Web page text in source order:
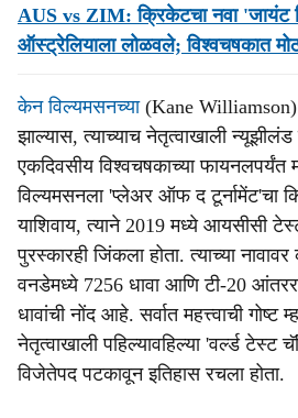
AUS vs ZIM: क्रिकेटचा नवा 'जायंट
ऑस्ट्रेलियाला लोळवले; विश्वचषकात
केन विल्यमसनच्या(Kane Williamson)
झाल्यास, त्याच्याच नेतृत्वाखाली
एकदिवसीय विश्वचषकाच्या फायनलपर्यंत
विल्यमसनला 'प्लेअर ऑफ द टूर्नामेंट'चा
याशिवाय, त्याने 2019 मध्ये आयसीसी
पुरस्कारही जिंकला होता. त्याच्या
वनडेमध्ये 7256 धावा आणि टी-20
धावांची नोंद आहे. सर्वात महत्त्वाची
नेतृत्वाखाली पहिल्यावहिल्या 'वर्ल्ड टेस्ट
विजेतेपद पटकावून इतिहास रचला होता.